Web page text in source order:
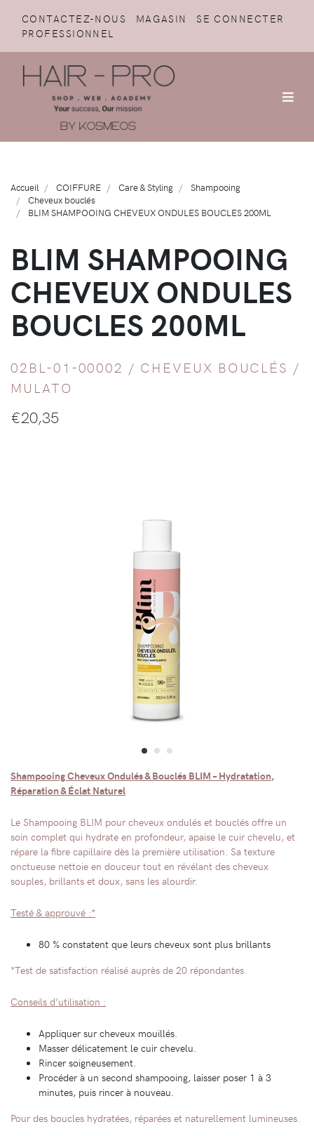
CONTACTEZ-NOUS MAGASIN
SE CONNECTER
PROFESSIONNEL
Accueil COIFFURE Care & Styling
Shampooing
Cheveux bouclés
BLIM SHAMPOOING CHEVEUX ONDULES BOUCLES 200ML
BLIM SHAMPOOING
CHEVEUX ONDULES
BOUCLES 200ML
02BL-01-00002 / CHEVEUX BOUCLÉS /
MULATO
€20,35
Shampooing Cheveux Ondulés & Bouclés BLIM – Hydratation,
Réparation & Éclat Naturel
Le Shampooing BLIM pour cheveux ondulés et bouclés offre un
soin complet qui hydrate en profondeur, apaise le cuir chevelu, et
répare la fibre capillaire dès la première utilisation. Sa texture
onctueuse nettoie en douceur tout en révélant des cheveux
souples, brillants et doux, sans les alourdir.
Testé & approuvé :*
80 % constatent que leurs cheveux sont plus brillants
*Test de satisfaction réalisé auprès de 20 répondantes.
Conseils d’utilisation :
Appliquer sur cheveux mouillés.
Masser délicatement le cuir chevelu.
Rincer soigneusement.
Procéder à un second shampooing, laisser poser 1 à 3
minutes, puis rincer à nouveau.
Pour des boucles hydratées, réparées et naturellement lumineuses.